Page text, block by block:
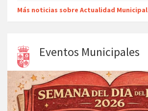
Más noticias sobre Actualidad Municipal
Eventos Municipales